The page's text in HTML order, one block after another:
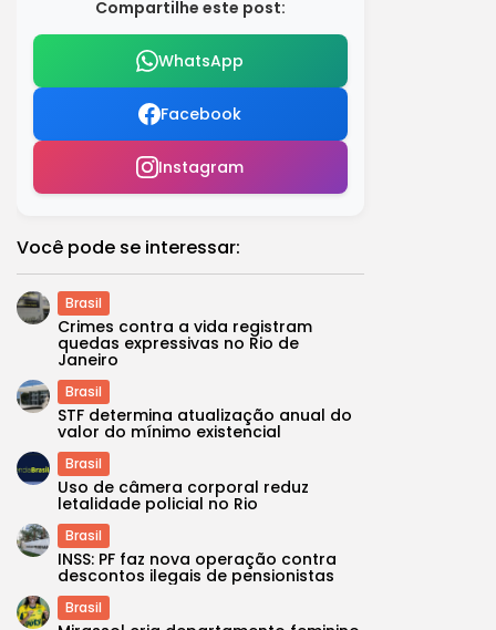
Compartilhe este post:
WhatsApp
Facebook
Instagram
Você pode se interessar:
Brasil
Crimes contra a vida registram
quedas expressivas no Rio de
Janeiro
Brasil
STF determina atualização anual do
valor do mínimo existencial
Brasil
Uso de câmera corporal reduz
letalidade policial no Rio
Brasil
INSS: PF faz nova operação contra
descontos ilegais de pensionistas
Brasil